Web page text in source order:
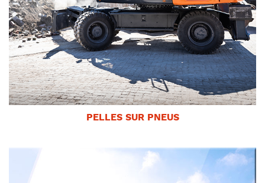
PELLES SUR PNEUS